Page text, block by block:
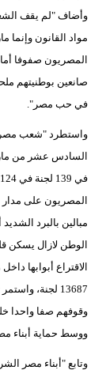
وأضاف "لم يقف
مواد القانون وإنما
المصريون صفوفا
صانعين بوطنيتهم
في حب مصر".
واستطرد "شعب مصر
السادس عشر من
المصريون على مدار
مبالين بالبرد
الوطن لازال يسكن
الاقتراع أبوابها
13687 لجنة،
وقوفهم صفا واحدا
ووسط حماية أبناء
وتابع "أبناء مصر